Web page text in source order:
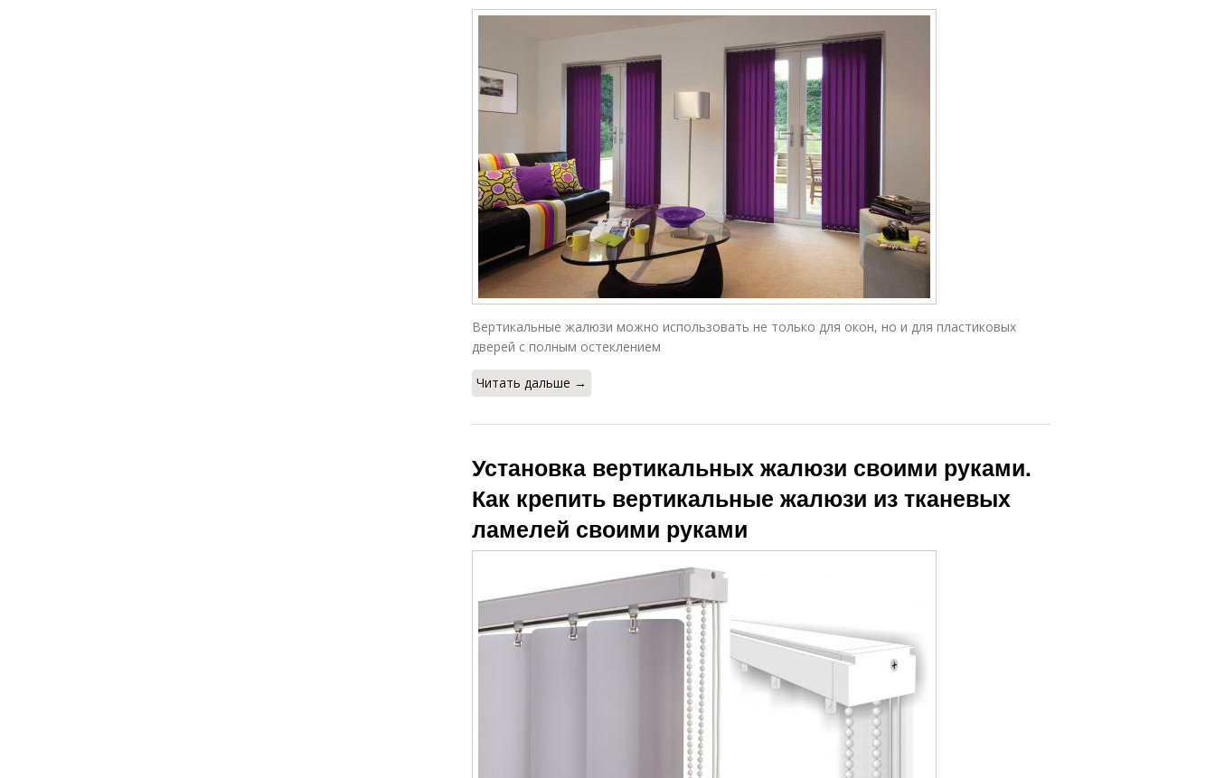
Вертикальные жалюзи можно использовать не только для окон, но и для пластиковых
дверей с полным остеклением
Читать дальше →
Установка вертикальных жалюзи своими руками.
Как крепить вертикальные жалюзи из тканевых
ламелей своими руками